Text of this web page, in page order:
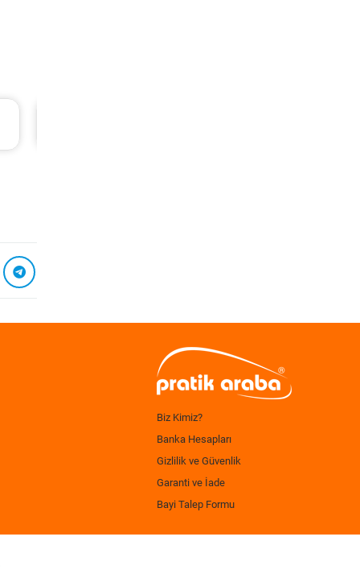
Biz Kimiz?
Banka Hesapları
Gizlilik ve Güvenlik
Garanti ve İade
Bayi Talep Formu